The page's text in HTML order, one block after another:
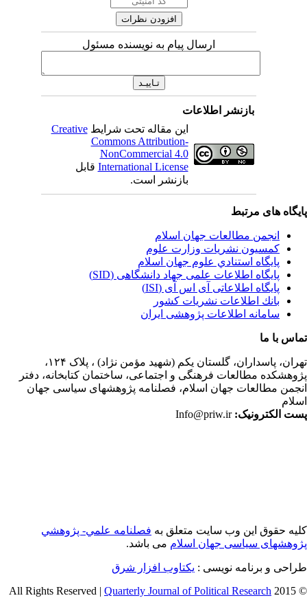
ارسال پیام به نویسنده مسئول
بازنشر اطلاعات
این مقاله تحت شرایطCreative
Commons Attribution-
NonCommercial 4.0
International Licenseقابل
بازنشر است.
های مرتبط
انجمن مطالعات جهان اسلام
کمسیون نشریات وزارت علوم
پايگاه استنادي علوم جهان اسلام
پایگاه اطلاعات علمی جهاد دانشگاهی (SID)
پایگاه اطلاعاتی آی اس آی (ISI)
بانك اطلاعات نشريات كشور
سامانه اطلاعات پژوهشی ایران
با ما
پاسداران، گلستان یکم (شهید مؤمن نژاد) ، پلاک ۱۲۴،
مطالعات فرهنگی و اجتماعی، ساختمان کتابخانه، دفتر
مطالعات جهان اسلام، فصلنامه پژوهشهای سیاسی جهان
الکترونیک:Info@priw.ir
حقوق این وب سایت متعلق بهفصلنامه علمي- پژوهشي
سیاسی جهان اسلاممی باشد.
و برنامه نویسی : یکتاوب افزار شرق
©
Quarterly Journal of Political Research